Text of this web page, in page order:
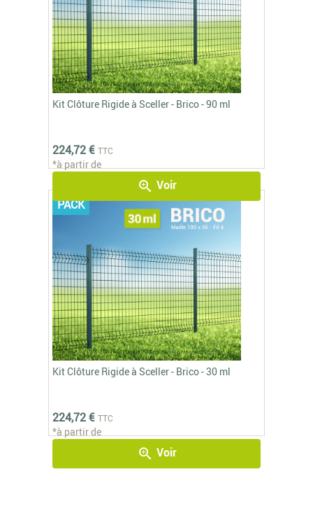
Kit Clôture Rigide à Sceller - Brico - 90 ml
224,72 € TTC
*à partir de
zoom_in Voir
Kit Clôture Rigide à Sceller - Brico - 30 ml
224,72 € TTC
*à partir de
zoom_in Voir
PACK